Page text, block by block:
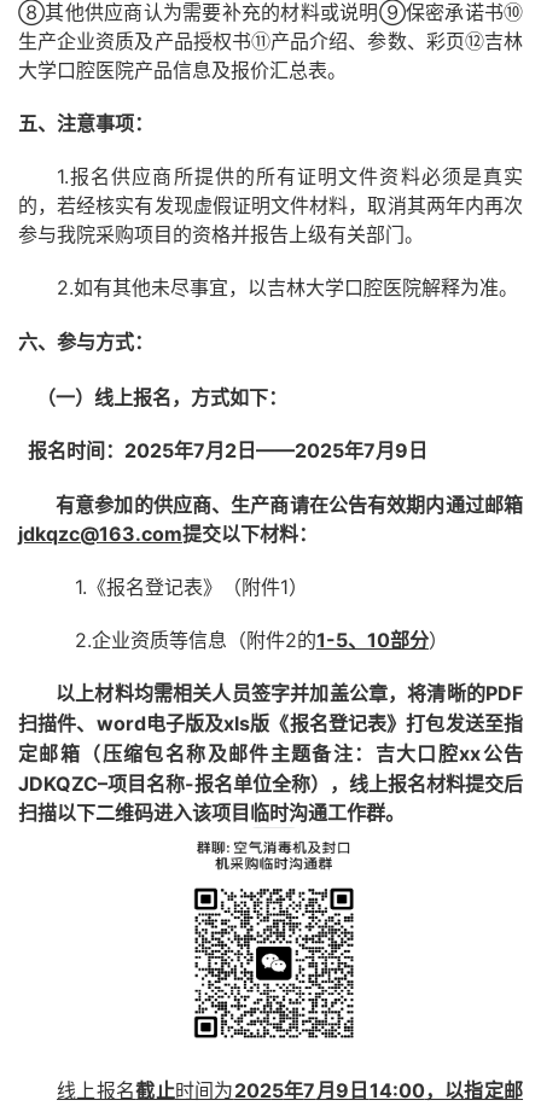
⑧其他供应商认为需要补充的材料或说明⑨保密承诺书⑩
生产企业资质及产品授权书⑪产品介绍、参数、彩页⑫吉林
大学口腔医院产品信息及报价汇总表。
五、注意事项：
1.报名供应商所提供的所有证明文件资料必须是真实
的，若经核实有发现虚假证明文件材料，取消其两年内再次
参与我院采购项目的资格并报告上级有关部门。
2.如有其他未尽事宜，以吉林大学口腔医院解释为准。
六、参与方式：
（一）线上报名，方式如下：
报名时间： 2025年7月2 日 ——2025年7月 9 日
有意参加的供应商、生产商请在公告有效期内通过邮箱
jdkqzc@163.com提交以下材料：
1.《报名登记表》（附件1）
2.企业资质等信息（附件2的1-5、10部分）
以上材料均需相关人员签字并加盖公章，将清晰的PDF
扫描件、word电子版及xls版 《报名登记表》打包发送至指
定邮箱（压缩包名称及邮件主题备注：吉大口腔xx公告
JDKQZC–项目名称-报名单位全称），线上报名材料提交后
扫描以下二维码进入该项目临时沟通工作群。
线上报名截止时间为2025年7月 9 日 14:00，以指定邮